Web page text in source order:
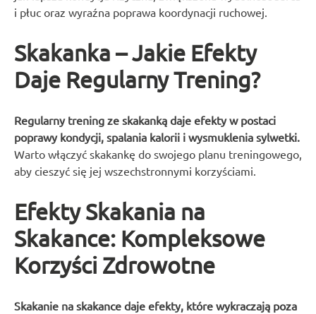
i płuc oraz wyraźna poprawa koordynacji ruchowej.
Skakanka – Jakie Efekty
Daje Regularny Trening?
Regularny trening ze skakanką daje efekty w postaci
poprawy kondycji, spalania kalorii i wysmuklenia sylwetki.
Warto włączyć skakankę do swojego planu treningowego,
aby cieszyć się jej wszechstronnymi korzyściami.
Efekty Skakania na
Skakance: Kompleksowe
Korzyści Zdrowotne
Skakanie na skakance daje efekty, które wykraczają poza